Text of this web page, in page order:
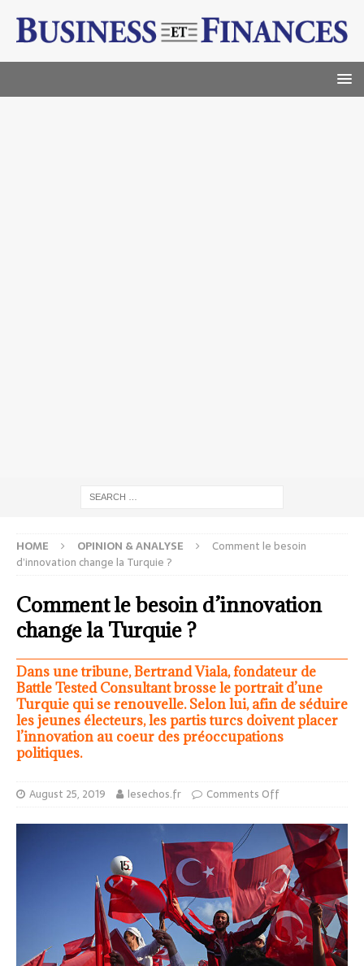
HOME OPINION & ANALYSE
Comment le besoin
d’innovation change la Turquie ?
Comment le besoin d’innovation
change la Turquie ?
Dans une tribune, Bertrand Viala, fondateur de
Battle Tested Consultant brosse le portrait d’une
Turquie qui se renouvelle. Selon lui, afin de séduire
les jeunes électeurs, les partis turcs doivent placer
l’innovation au coeur des préoccupations
politiques.
August 25, 2019 lesechos.fr Comments Off